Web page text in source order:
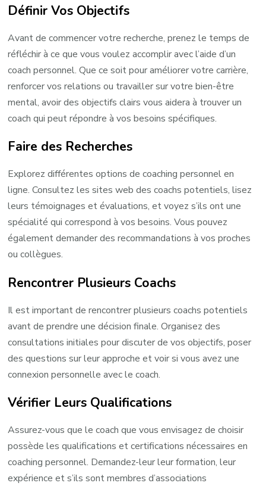
Définir Vos Objectifs
Avant de commencer votre recherche, prenez le temps de
réfléchir à ce que vous voulez accomplir avec l’aide d’un
coach personnel. Que ce soit pour améliorer votre carrière,
renforcer vos relations ou travailler sur votre bien-être
mental, avoir des objectifs clairs vous aidera à trouver un
coach qui peut répondre à vos besoins spécifiques.
Faire des Recherches
Explorez différentes options de coaching personnel en
ligne. Consultez les sites web des coachs potentiels, lisez
leurs témoignages et évaluations, et voyez s’ils ont une
spécialité qui correspond à vos besoins. Vous pouvez
également demander des recommandations à vos proches
ou collègues.
Rencontrer Plusieurs Coachs
Il est important de rencontrer plusieurs coachs potentiels
avant de prendre une décision finale. Organisez des
consultations initiales pour discuter de vos objectifs, poser
des questions sur leur approche et voir si vous avez une
connexion personnelle avec le coach.
Vérifier Leurs Qualifications
Assurez-vous que le coach que vous envisagez de choisir
possède les qualifications et certifications nécessaires en
coaching personnel. Demandez-leur leur formation, leur
expérience et s’ils sont membres d’associations